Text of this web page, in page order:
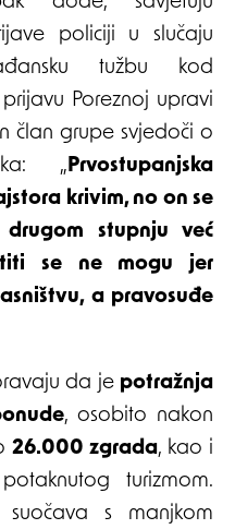
policiji u slučaju
tužbu kod
Poreznoj upravi
član grupe svjedoči o
„Prvostupanjska
krivim, no on se
stupnju već
se ne mogu jer
a pravosuđe
da je potražnja
, osobito nakon
26.000 zgrada, kao i
turizmom.
s manjkom